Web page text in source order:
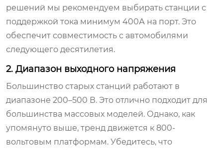
решений мы рекомендуем выбирать станции с
поддержкой тока минимум 400А на порт. Это
обеспечит совместимость с автомобилями
следующего десятилетия.
2. Диапазон выходного напряжения
Большинство старых станций работают в
диапазоне 200–500 В. Это отлично подходит для
большинства массовых моделей. Однако, как
упомянуто выше, тренд движется к 800-
вольтовым платформам. Убедитесь, что